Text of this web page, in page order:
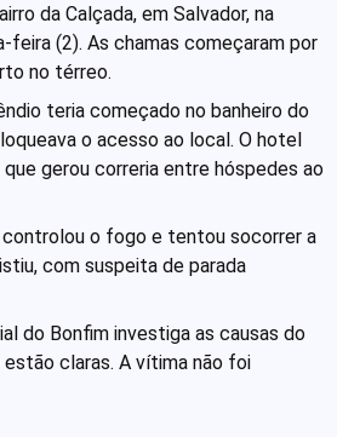
da Calçada, em Salvador, na
feira (2). As chamas começaram por
no térreo.
teria começado no banheiro do
o acesso ao local. O hotel
gerou correria entre hóspedes ao
controlou o fogo e tentou socorrer a
com suspeita de parada
do Bonfim investiga as causas do
estão claras. A vítima não foi